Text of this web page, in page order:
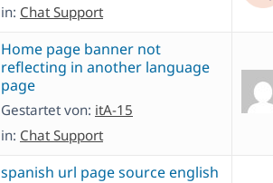
in: Chat Support
Home page banner not
reflecting in another language
page
Gestartet von: itA-15
in: Chat Support
spanish url page source english